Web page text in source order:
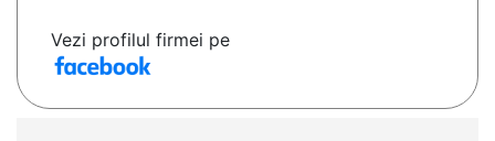
Vezi profilul firmei pe